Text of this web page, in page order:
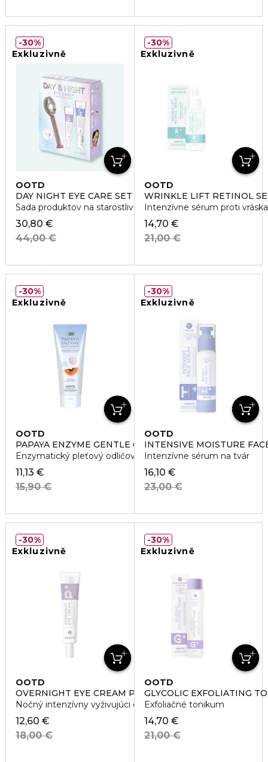
Exkluzivně
OOTD
DAY NIGHT EYE CARE SET
Sada produktov na starostlivosť o oči
30,80 €
44,00 €
30%
Exkluzivně
OOTD
WRINKLE LIFT RETINOL
Intenzívne sérum proti
14,70 €
21,00 €
30%
Exkluzivně
OOTD
PAPAYA ENZYME GENTLE CLEASNER
Enzymatický pleťový odličovač
11,13 €
15,90 €
30%
Exkluzivně
OOTD
INTENSIVE MOISTURE
Intenzívne sérum na tvár
16,10 €
23,00 €
30%
Exkluzivně
OOTD
OVERNIGHT EYE CREAM PM
Nočný intenzívny vyživujúci očný krém
12,60 €
18,00 €
30%
Exkluzivně
OOTD
GLYCOLIC EXFOLIATING
Exfoliačné tonikum
14,70 €
21,00 €
30%